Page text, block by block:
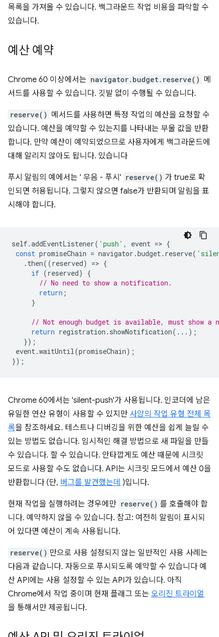
목록을 가져올 수 있습니다. 백그라운드 작업 비용을 파악할 수
있습니다.
예산 예약
Chrome 60 이상에서는 navigator.budget.reserve() 메
서드를 사용할 수 있습니다. 깃발 없이 수행될 수 있습니다.
reserve() 메서드를 사용하면 특정 작업의 예산을 요청할 수
있습니다. 예산을 예약할 수 있는지를 나타내는 부울 값을 반환
합니다. 만약 예산이 예약되었으므로 사용자에게 백그라운드에
대해 알리지 않아도 됩니다. 있습니다
푸시 알림의 예에서는 ' 무음 - 푸시' reserve() 가 true로 확
인되면 허용됩니다. 그렇지 않으면 false가 반환되며 알림을 표
시해야 합니다.
self.addEventListener( 'push' , event => {
const promiseChain = navigator .budget. reserve(
. then((reserved) => {
if (reserved)
{
// No need to show a notification.
return ;
}
// Not enough budget is available, must show
return registration . showNotification(...);
});
event.waitUntil(promiseChain);
});
Chrome 60에서는 'silent-push'가 사용됩니다. 인코더에 남은
유일한 연산 유형이 사용할 수 있지만 사양의 작업 유형 전체 목
록을 참조하세요. 테스트나 디버깅을 위한 예산을 쉽게 늘릴 수
있는 방법도 없습니다. 임시적인 해결 방법으로 새 파일을 만들
수 있습니다. 할 수 있습니다. 안타깝게도 예산 때문에 시크릿
모드로 사용할 수도 없습니다. API는 시크릿 모드에서 예산 0을
반환합니다 (단, 버그를 발견했는데 )입니다.
현재 작업을 실행하려는 경우에만 reserve() 를 호출해야 합
니다. 예약하지 않을 수 있습니다. 참고: 여전히 알림이 표시되
어 있다면 예산이 계속 사용됩니다.
reserve() 만으로 사용 설정되지 않는 일반적인 사용 사례는
다음과 같습니다. 자동으로 푸시되도록 예약할 수 있습니다 예
산 API에는 사용 설정할 수 있는 API가 있습니다. 아직
Chrome에서 작업 중이며 현재 플래그 또는 오리진 트라이얼
을 통해서만 제공됩니다.